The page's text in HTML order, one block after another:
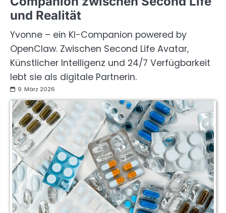
und Realität
Yvonne – ein KI-Companion powered by
OpenClaw. Zwischen Second Life Avatar,
Künstlicher Intelligenz und 24/7 Verfügbarkeit
lebt sie als digitale Partnerin.
9. März 2026